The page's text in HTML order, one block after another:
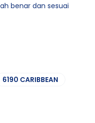
benar dan sesuai
6190 CARIBBEAN